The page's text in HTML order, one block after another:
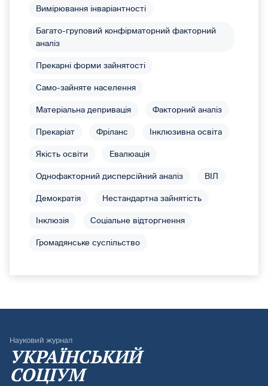
Вимірювання інваріантності
Багато-груповий конфірматорний факторний
аналіз
Прекарні форми зайнятості
Само-зайняте населення
Матеріальна депривація Факторний аналіз
Прекаріат Фріланс Інклюзивна освіта
Якість освіти Евалюація
Однофакторний дисперсійний аналіз ВІЛ
Демократія Нестандартна зайнятість
Інклюзія Соціальне відторгнення
Громадянське суспільство
Науковий журнал
УКРАЇНСЬКИЙ
СОЦІУМ